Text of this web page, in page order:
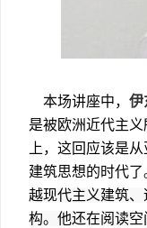
本场讲座中， 伊
是被欧洲近代主
上，这回应该是
建筑思想的时代了
越现代主义建筑
构。他还在阅读空